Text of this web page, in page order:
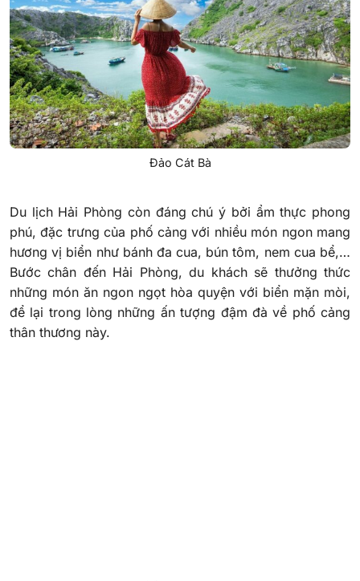
Đảo Cát Bà
Du lịch Hải Phòng còn đáng chú ý bởi ẩm thực phong
phú, đặc trưng của phố cảng với nhiều món ngon mang
hương vị biển như bánh đa cua, bún tôm, nem cua bể,…
Bước chân đến Hải Phòng, du khách sẽ thưởng thức
những món ăn ngon ngọt hòa quyện với biển mặn mòi,
để lại trong lòng những ấn tượng đậm đà về phố cảng
thân thương này.